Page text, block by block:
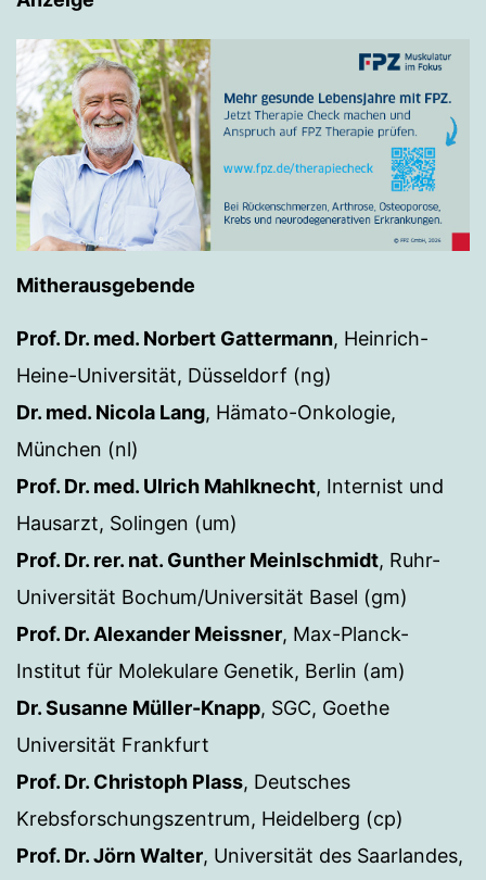
Mitherausgebende
Prof. Dr. med. Norbert Gattermann, Heinrich-
Heine-Universität, Düsseldorf (ng)
Dr. med. Nicola Lang, Hämato-Onkologie,
München (nl)
Prof. Dr. med. Ulrich Mahlknecht, Internist und
Hausarzt, Solingen (um)
Prof. Dr. rer. nat. Gunther Meinlschmidt, Ruhr-
Universität Bochum/Universität Basel (gm)
Prof. Dr. Alexander Meissner, Max-Planck-
Institut für Molekulare Genetik, Berlin (am)
Dr. Susanne Müller-Knapp, SGC, Goethe
Universität Frankfurt
Prof. Dr. Christoph Plass, Deutsches
Krebsforschungszentrum, Heidelberg (cp)
Prof. Dr. Jörn Walter, Universität des Saarlandes,